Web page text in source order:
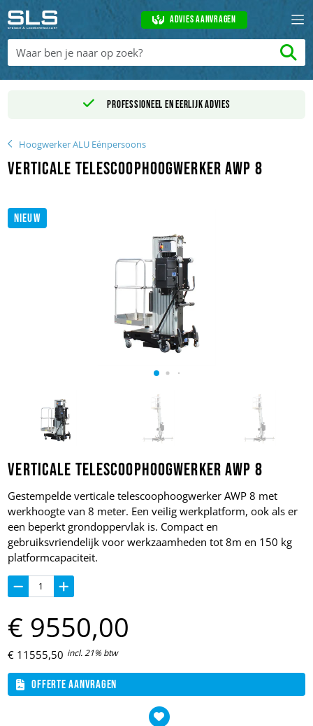
Advies aanvragen
Professioneel en eerlijk advies
Hoogwerker ALU Eénpersoons
Verticale telescoophoogwerker AWP 8
NIEUW
Verticale telescoophoogwerker AWP 8
Gestempelde verticale telescoophoogwerker AWP 8 met
werkhoogte van 8 meter. Een veilig werkplatform, ook als er
een beperkt grondoppervlak is. Compact en
gebruiksvriendelijk voor werkzaamheden tot 8m en 150 kg
platformcapaciteit.
€ 11555,50 incl. 21% btw
€ 9550,00
Offerte aanvragen